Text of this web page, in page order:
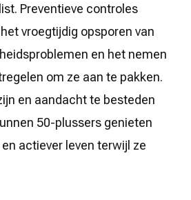
Preventieve controles
vroegtijdig opsporen van
en het nemen
om ze aan te pakken.
en aandacht te besteden
50-plussers genieten
actiever leven terwijl ze